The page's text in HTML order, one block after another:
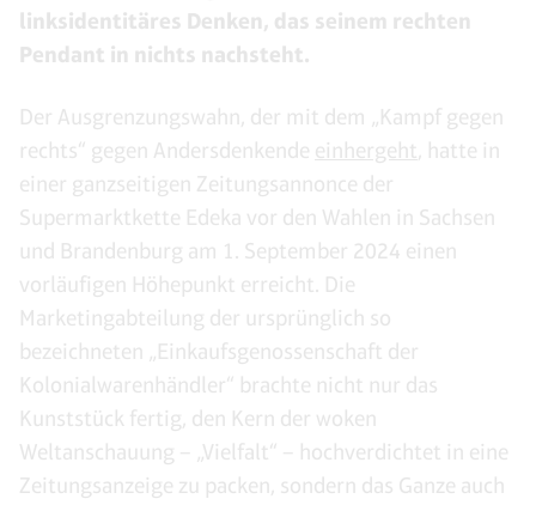
linksidentitäres Denken, das seinem rechten
Pendant in nichts nachsteht.
Der Ausgrenzungswahn, der mit dem „Kampf gegen
rechts“ gegen Andersdenkende einhergeht , hatte in
einer ganzseitigen Zeitungsannonce der
Supermarktkette Edeka vor den Wahlen in Sachsen
und Brandenburg am 1. September 2024 einen
vorläufigen Höhepunkt erreicht. Die
Marketingabteilung der ursprünglich so
bezeichneten „Einkaufsgenossenschaft der
Kolonialwarenhändler“ brachte nicht nur das
Kunststück fertig, den Kern der woken
Weltanschauung – „Vielfalt“ – hochverdichtet in eine
Zeitungsanzeige zu packen, sondern das Ganze auch